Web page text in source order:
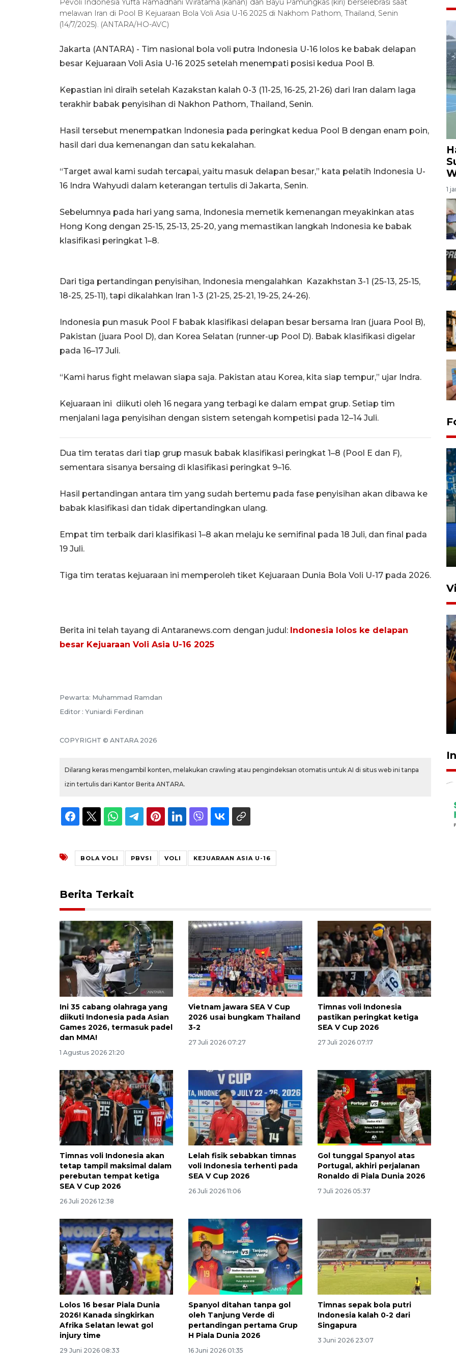
Pevoli Indonesia Yufta Ramadhani Wiratama (kanan) dan Bayu Pamungkas (kiri) berselebrasi saat
melawan Iran di Pool B Kejuaraan Bola Voli Asia U-16 2025 di Nakhom Pathom, Thailand, Senin
(14/7/2025). (ANTARA/HO-AVC)
Jakarta (ANTARA) - Tim nasional bola voli putra Indonesia U-16 lolos ke babak delapan
besar Kejuaraan Voli Asia U-16 2025 setelah menempati posisi kedua Pool B.
Kepastian ini diraih setelah Kazakstan kalah 0-3 (11-25, 16-25, 21-26) dari Iran dalam laga
terakhir babak penyisihan di Nakhon Pathom, Thailand, Senin.
Hasil tersebut menempatkan Indonesia pada peringkat kedua Pool B dengan enam poin,
hasil dari dua kemenangan dan satu kekalahan.
“Target awal kami sudah tercapai, yaitu masuk delapan besar,” kata pelatih Indonesia U-
16 Indra Wahyudi dalam keterangan tertulis di Jakarta, Senin.
Sebelumnya pada hari yang sama, Indonesia memetik kemenangan meyakinkan atas
Hong Kong dengan 25-15, 25-13, 25-20, yang memastikan langkah Indonesia ke babak
klasifikasi peringkat 1–8.
Dari tiga pertandingan penyisihan, Indonesia mengalahkan Kazakhstan 3-1 (25-13, 25-15,
18-25, 25-11), tapi dikalahkan Iran 1-3 (21-25, 25-21, 19-25, 24-26).
Indonesia pun masuk Pool F babak klasifikasi delapan besar bersama Iran (juara Pool B),
Pakistan (juara Pool D), dan Korea Selatan (runner-up Pool D). Babak klasifikasi digelar
pada 16–17 Juli.
“Kami harus fight melawan siapa saja. Pakistan atau Korea, kita siap tempur,” ujar Indra.
Kejuaraan ini diikuti oleh 16 negara yang terbagi ke dalam empat grup. Setiap tim
menjalani laga penyisihan dengan sistem setengah kompetisi pada 12–14 Juli.
Dua tim teratas dari tiap grup masuk babak klasifikasi peringkat 1–8 (Pool E dan F),
sementara sisanya bersaing di klasifikasi peringkat 9–16.
Hasil pertandingan antara tim yang sudah bertemu pada fase penyisihan akan dibawa ke
babak klasifikasi dan tidak dipertandingkan ulang.
Empat tim terbaik dari klasifikasi 1–8 akan melaju ke semifinal pada 18 Juli, dan final pada
19 Juli.
Tiga tim teratas kejuaraan ini memperoleh tiket Kejuaraan Dunia Bola Voli U-17 pada 2026.
Berita ini telah tayang di Antaranews.com dengan judul: Indonesia lolos ke delapan
besar Kejuaraan Voli Asia U-16 2025
Pewarta: Muhammad Ramdan
Editor : Yuniardi Ferdinan
COPYRIGHT © ANTARA 2026
Dilarang keras mengambil konten, melakukan crawling atau pengindeksan otomatis untuk AI di situs web ini tanpa
izin tertulis dari Kantor Berita ANTARA.
BOLA VOLI PBVSI VOLI KEJUARAAN ASIA U-16
Berita Terkait
Ini 35 cabang olahraga yang
diikuti Indonesia pada Asian
Games 2026, termasuk padel
dan MMA!
1 Agustus 2026 21:20
Vietnam jawara SEA V Cup
2026 usai bungkam Thailand
3-2
27 Juli 2026 07:27
Timnas voli Indonesia
pastikan peringkat ketiga
SEA V Cup 2026
27 Juli 2026 07:17
Timnas voli Indonesia akan
tetap tampil maksimal dalam
perebutan tempat ketiga
SEA V Cup 2026
26 Juli 2026 12:38
Lelah fisik sebabkan timnas
voli Indonesia terhenti pada
SEA V Cup 2026
26 Juli 2026 11:06
Gol tunggal Spanyol atas
Portugal, akhiri perjalanan
Ronaldo di Piala Dunia 2026
7 Juli 2026 05:37
Lolos 16 besar Piala Dunia
2026! Kanada singkirkan
Afrika Selatan lewat gol
injury time
29 Juni 2026 08:33
Spanyol ditahan tanpa gol
oleh Tanjung Verde di
pertandingan pertama Grup
H Piala Dunia 2026
16 Juni 2026 01:35
Timnas sepak bola putri
Indonesia kalah 0-2 dari
Singapura
3 Juni 2026 23:07
1
dan manajerial SPPI di
Balikpapan
Awas penipuan berbasis AI
2026-08-07 13:45:00